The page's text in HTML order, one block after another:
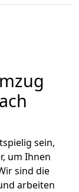
sein,
um Ihnen
sind die
arbeiten